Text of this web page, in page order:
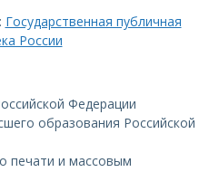
Государственная публичная
России
Федерации
образования Российской
печати и массовым